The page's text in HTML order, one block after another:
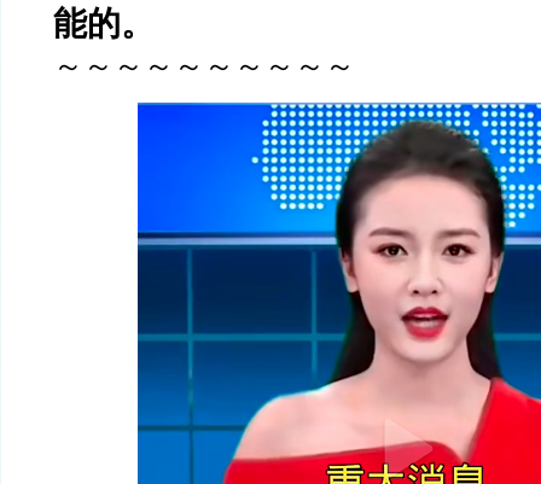
能的。
～～～～～～～～～～